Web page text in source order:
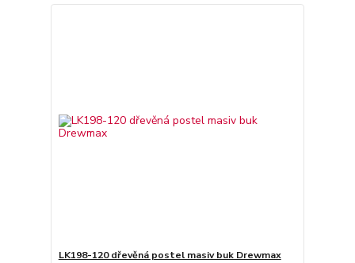
LK198-120 dřevěná postel masiv buk Drewmax